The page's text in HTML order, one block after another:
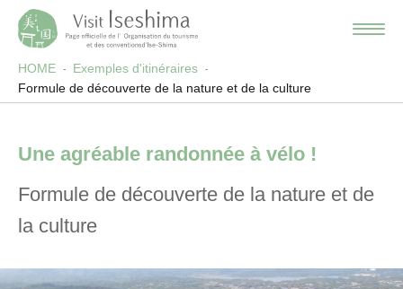
HOME
Exemples d'itinéraires
Formule de découverte de la nature et de la culture
Une agréable randonnée à vélo !
Formule de découverte de la nature et de
la culture